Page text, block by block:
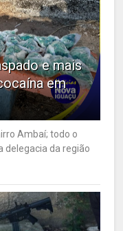
e mais
em
Ambaí; todo o
delegacia da região